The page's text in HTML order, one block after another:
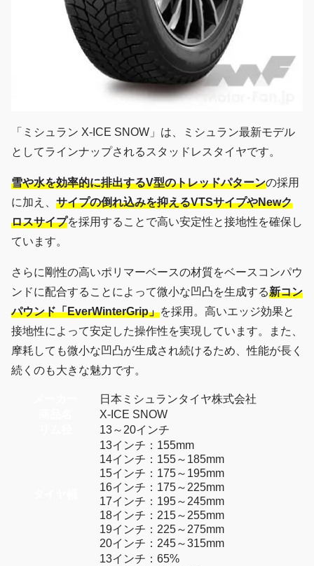
「ミシュラン X-ICE SNOW」は、ミシュラン最新モデル
としてラインナップされるスタッドレスタイヤです。
雪や水を効率的に排出するV型のトレッドパターンの採用
に加え、 サイプの倒れ込みを抑えるVTSサイプやNewク
ロスサイプを採用することで高い安定性と接地性を確保し
ています。
さらに剛性の高いポリマーベースの材質をベースコンパウ
ンドに配合することによって微小な凹凸を生成する新コン
パウンド「EverWinterGrip」を採用。高いエッジ効果と
接地性によって安定した操作性を実現しています。また、
摩耗しても微小な凹凸が生成され続けるため、性能が長く
続くのも大きな魅力です。
日本ミシュランタイヤ株式会社
X-ICE SNOW
13～20インチ
13インチ：155mm
14インチ：155～185mm
15インチ：175～195mm
16インチ：175～225mm
17インチ：195～245mm
18インチ：215～255mm
19インチ：225～275mm
20インチ：245～315mm
13インチ：65%